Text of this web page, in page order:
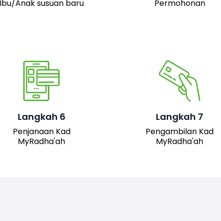
Ibu/Anak susuan baru
Permohonan
Langkah 6
Penjanaan Kad
MyRadha'ah
Setelah permohonan
akan dijana.
Langkah 7
Pengambilan Kad
MyRadha'ah
Pemohon boleh hadir ke
pejabat JAIS untuk
mengambil kad fizikal
MyRadha’ah. Selain itu,
pemohon juga boleh
turun versi digital kad
sistem untuk
kemudahan akses.